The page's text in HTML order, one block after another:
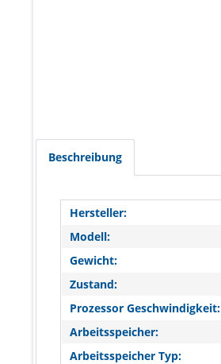
Beschreibung
Hersteller:
Modell:
Gewicht:
Zustand:
Prozessor Geschwindigkeit:
Arbeitsspeicher:
Arbeitsspeicher Typ: